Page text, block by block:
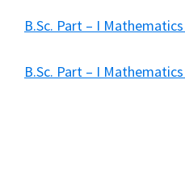
B.Sc. Part – I
B.Sc. Part – I